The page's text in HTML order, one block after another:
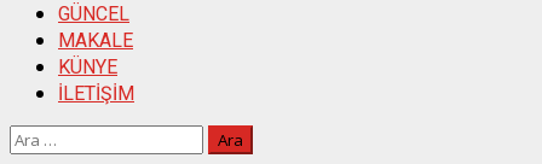
GÜNCEL
MAKALE
KÜNYE
İLETİŞİM
Arama: